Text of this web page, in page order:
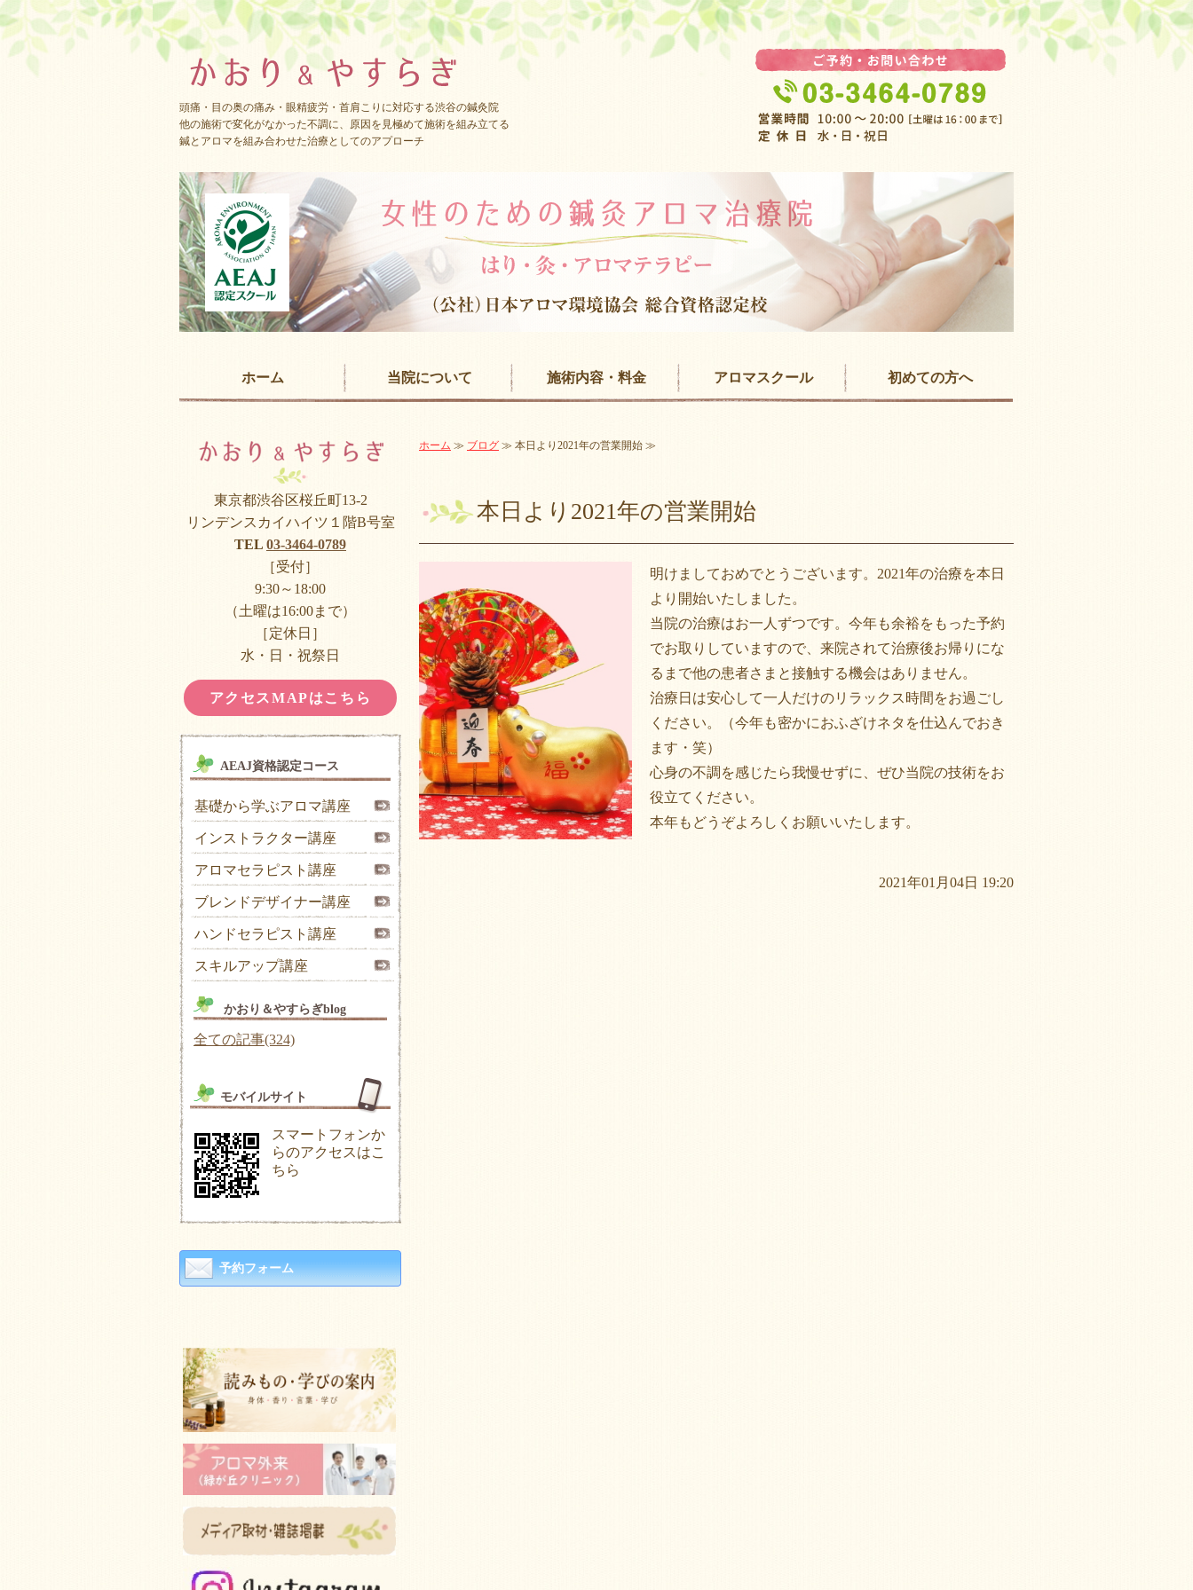
渋谷 女性専
頭痛・目の奥の痛み・眼精疲労・首肩こりに対応する渋谷の鍼灸院
他の施術で変化がなかった不調に、原因を見極めて施術を組み立てる
鍼とアロマを組み合わせた治療としてのアプローチ
ホーム 当院について 施術内容・料金 アロマスクール 初めての方へ
ホーム ≫ ブログ ≫ 本日より2021年の営業開始 ≫
本日より2021年の営業開始
明けましておめでとうございます。2021年の治療を本日
より開始いたしました。
当院の治療はお一人ずつです。今年も余裕をもった予約
でお取りしていますので、来院されて治療後お帰りにな
るまで他の患者さまと接触する機会はありません。
治療日は安心して一人だけのリラックス時間をお過ごし
ください。（今年も密かにおふざけネタを仕込んでおき
ます・笑）
心身の不調を感じたら我慢せずに、ぜひ当院の技術をお
役立てください。
本年もどうぞよろしくお願いいたします。
2021年01月04日 19:20
東京都渋谷区桜丘町13-2
リンデンスカイハイツ１階B号室
TEL 03-3464-0789
［受付］
9:30～18:00
（土曜は16:00まで）
［定休日］
水・日・祝祭日
アクセスMAPはこちら
AEAJ資格認定コース
基礎から学ぶアロマ講座
インストラクター講座
アロマセラピスト講座
ブレンドデザイナー講座
ハンドセラピスト講座
スキルアップ講座
かおり＆やすらぎblog
全ての記事(324)
モバイルサイト
スマートフォンか
らのアクセスはこ
ちら
予約フォーム